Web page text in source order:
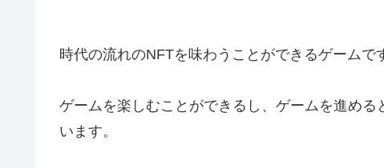
時代の流れのNFTを味わうことができるゲームで
ゲームを楽しむことができるし、ゲームを進め
います。